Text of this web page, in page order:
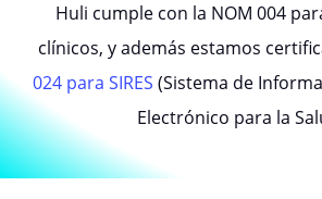
Huli cumple con la NOM 004
clínicos, y además estamos
024 para SIRES (Sistema de
Electrónico para la